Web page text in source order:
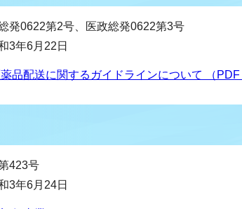
発0622第2号、医政総発0622第3号
3年6月22日
品配送に関するガイドラインについて （PDF
423号
3年6月24日